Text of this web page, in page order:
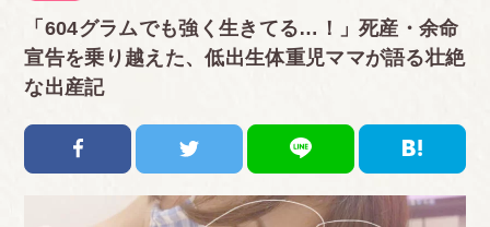
「604グラムでも強く生きてる…！」死産・余命
宣告を乗り越えた、低出生体重児ママが語る壮絶
な出産記